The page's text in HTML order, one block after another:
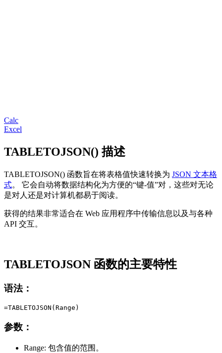
Calc
Excel
TABLETOJSON() 描述
TABLETOJSON() 函数旨在将表格值快速转换为 JSON 文本格
式。 它会自动将数据结构化为方便的“键-值”对，这些对无论
是对人还是对计算机都易于阅读。
获得的结果非常适合在 Web 应用程序中传输信息以及与各种
API 交互。
TABLETOJSON 函数的主要特性
语法：
参数：
Range: 包含值的范围。